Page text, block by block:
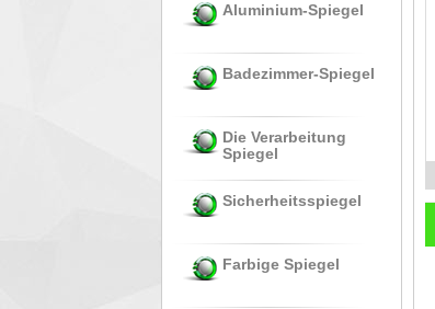
Aluminium-Spiegel
Badezimmer-Spiegel
Die Verarbeitung
Spiegel
Sicherheitsspiegel
Farbige Spiegel